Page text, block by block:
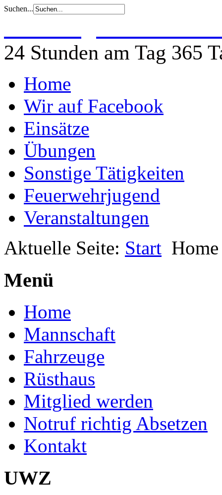
Suchen...
24 Stunden am Tag 365
Home
Wir auf Facebook
Einsätze
Übungen
Sonstige Tätigkeiten
Feuerwehrjugend
Veranstaltungen
Aktuelle Seite: Start Home
Menü
Home
Mannschaft
Fahrzeuge
Rüsthaus
Mitglied werden
Notruf richtig Absetzen
Kontakt
UWZ